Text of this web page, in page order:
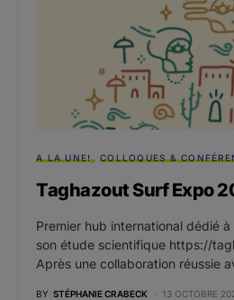
A LA UNE! COLLOQUES &
Taghazout Surf Expo
Premier hub international dédié à
son étude scientifique https://
Après une collaboration réussie
BY STÉPHANIE CRABECK 13 OCTOBRE